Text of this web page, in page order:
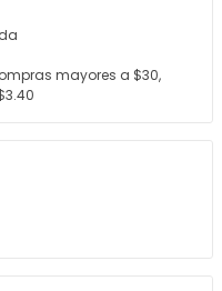
mayores a $30,